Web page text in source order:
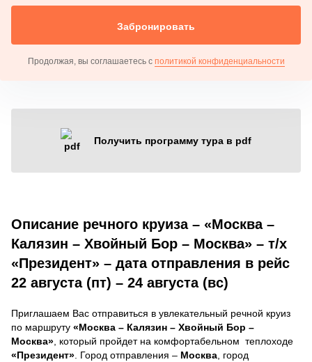
Забронировать
Продолжая, вы соглашаетесь с политикой конфиденциальности
Получить программу тура в pdf
Описание речного круиза – «Москва –
Калязин – Хвойный Бор – Москва» – т/х
«Президент» – дата отправления в рейс
22 августа (пт) – 24 августа (вс)
Приглашаем Вас отправиться в увлекательный речной круиз
по маршруту «Москва – Калязин – Хвойный Бор –
Москва» , который пройдет на комфортабельном теплоходе
«Президент» . Город отправления – Москва , город